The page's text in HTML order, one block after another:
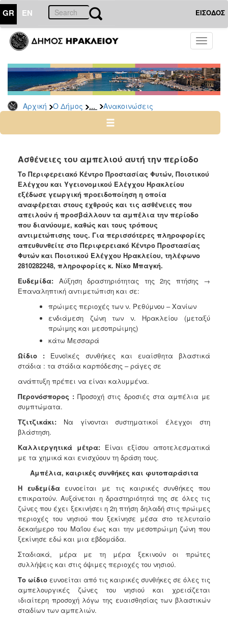
GR EN ΕΙΣΟΔΟΣ
Toggle
Αρχική Ο Δήμος ... Ανακοινώσεις
ΔΗΜΟΣ
Υπηρεσίες
&
Φορείς
Δημοτικές
Υπηρεσίες
Ηλεκτρονική
Σχολικές
Επιτροπές
Αγροτική
Ανάπτυξη
Ανακοινώσεις
Προγράμματα
Προσχολική
Αγωγή
Κοιμητήρια
Κέντρο
Οικογένειας
ΠΟΛΙΤΙΣΜΟΣ
ΑΝΘΕΚΤΙΚΗ
ΠΟΛΗ
Ασθένειες του αμπελιού αυτή την περίοδο
Το Περιφερειακό Κέντρο Προστασίας Φυτών, Ποιοτικού
Ελέγχου και Υγειονομικού Ελέγχου Ηρακλείου
εξέδωσε γεωργική προειδοποίηση η οποία
αναφέρεται στους εχθρούς και τις ασθένειες που
απειλούν ή προσβάλλουν τα αμπέλια την περίοδο
που διανύουμε, καθώς και τους τρόπους
αντιμετώπισης τους. Για περισσότερες πληροφορίες
απευθυνθείτε στο Περιφερειακό Κέντρο Προστασίας
Φυτών και Ποιοτικού Ελέγχου Ηρακλείου, τηλέφωνο
2810282248, πληροφορίες κ. Νίκο Μπαγκή.
Ευδεμίδα: Αύξηση δραστηριότητας της 2ης πτήσης →
Επαναληπτική αντιμετώπιση και σε:
πρώιμες περιοχές των ν. Ρεθύμνου – Χανίων
ενδιάμεση ζώνη των ν. Ηρακλείου (μεταξύ
πρώιμης και μεσοπρώιμης)
κάτω Μεσσαρά
Ωίδιο : Ευνοϊκές συνθήκες και ευαίσθητα βλαστικά
στάδια : τα στάδια καρπόδεσης – ράγες σε
ανάπτυξη πρέπει να είναι καλυμμένα.
Περονόσπορος :Προσοχή στις δροσιές στα αμπέλια με
συμπτώματα.
Τζιτζικάκι: Να γίνονται συστηματικοί έλεγχοι στη
βλάστηση.
Καλλιεργητικά μέτρα: Είναι εξίσου αποτελεσματικά
με τα χημικά και ενισχύουν τη δράση τους.
Αμπέλια, καιρικές συνθήκες και φυτοπαράσιτα
Η ευδεμίδα ευνοείται με τις καιρικές συνθήκες που
επικρατούν. Αυξάνεται η δραστηριότητά της σε όλες τις
ζώνες που έχει ξεκινήσει η 2η πτήση δηλαδή στις πρώιμες
περιοχές του νησιού που ξεκίνησε μέσα στο τελευταίο
δεκαήμερο του Μαΐου έως και την μεσοπρώιμη ζώνη που
ξεκίνησε εδώ και μια εβδομάδα.
Σταδιακά, μέρα με τη μέρα ξεκινούν οι πρώτες
συλλήψεις και στις όψιμες περιοχές του νησιού.
Το ωίδιο ευνοείται από τις καιρικές συνθήκες σε όλες τις
αμπελουργικές ζώνες του νησιού και χρειάζεται
ιδιαίτερη προσοχή λόγω της ευαισθησίας των βλαστικών
σταδίων των αμπελιών.